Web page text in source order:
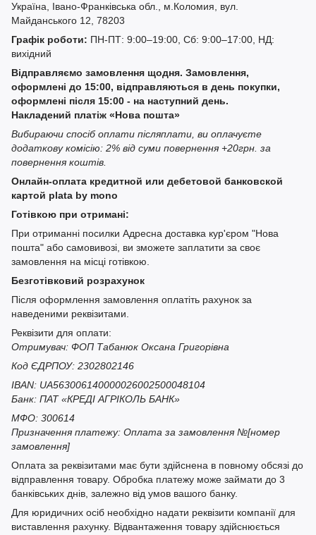
Україна, Івано-Франківська обл., м.Коломия, вул.
Майданського 12, 78203
Графік роботи: ПН-ПТ: 9:00–19:00, Сб: 9:00–17:00, НД:
вихідний
Відправляємо замовлення щодня. Замовлення,
оформлені до 15:00, відправляються в день покупки,
оформлені після 15:00 - на наступний день.
Накладений платіж «Нова пошта»
Вибираючи спосіб оплати післяплати, ви оплачуєте
додаткову комісію: 2% від суми повернення +20грн. за
повернення коштів.
Онлайн-оплата кредитной или дебетовой банковской
картой plata by mono
Готівкою при отримані:
При отриманні посилки Адресна доставка кур'єром "Нова
пошта" або самовивозі, ви зможете заплатити за своє
замовлення на місці готівкою.
Безготівковий розрахунок
Після оформлення замовлення оплатіть рахунок за
наведеними реквізитами.
Реквізити для оплати:
Отримувач: ФОП Табанюк Оксана Григорівна
Код ЄДРПОУ: 2302802146
IBAN: UA563006140000026002500048104
Банк: ПАТ «КРЕДІ АГРІКОЛЬ БАНК»
МФО: 300614
Призначення платежу: Оплата за замовлення №[номер
замовлення]
Оплата за реквізитами має бути здійснена в повному обсязі до
відправлення товару. Обробка платежу може займати до 3
банківських днів, залежно від умов вашого банку.
Для юридичних осіб необхідно надати реквізити компанії для
виставлення рахунку. Відвантаження товару здійснюється